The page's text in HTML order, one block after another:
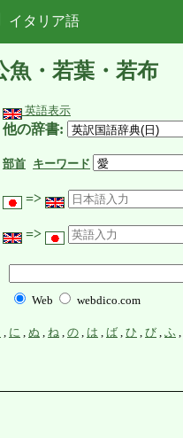
イタリア語
魚・若葉・若布
英語表示
他の辞書:
部首 キーワード
=>
=>
Web webdico.com
に ぬ ね の は ば ひ び ふ